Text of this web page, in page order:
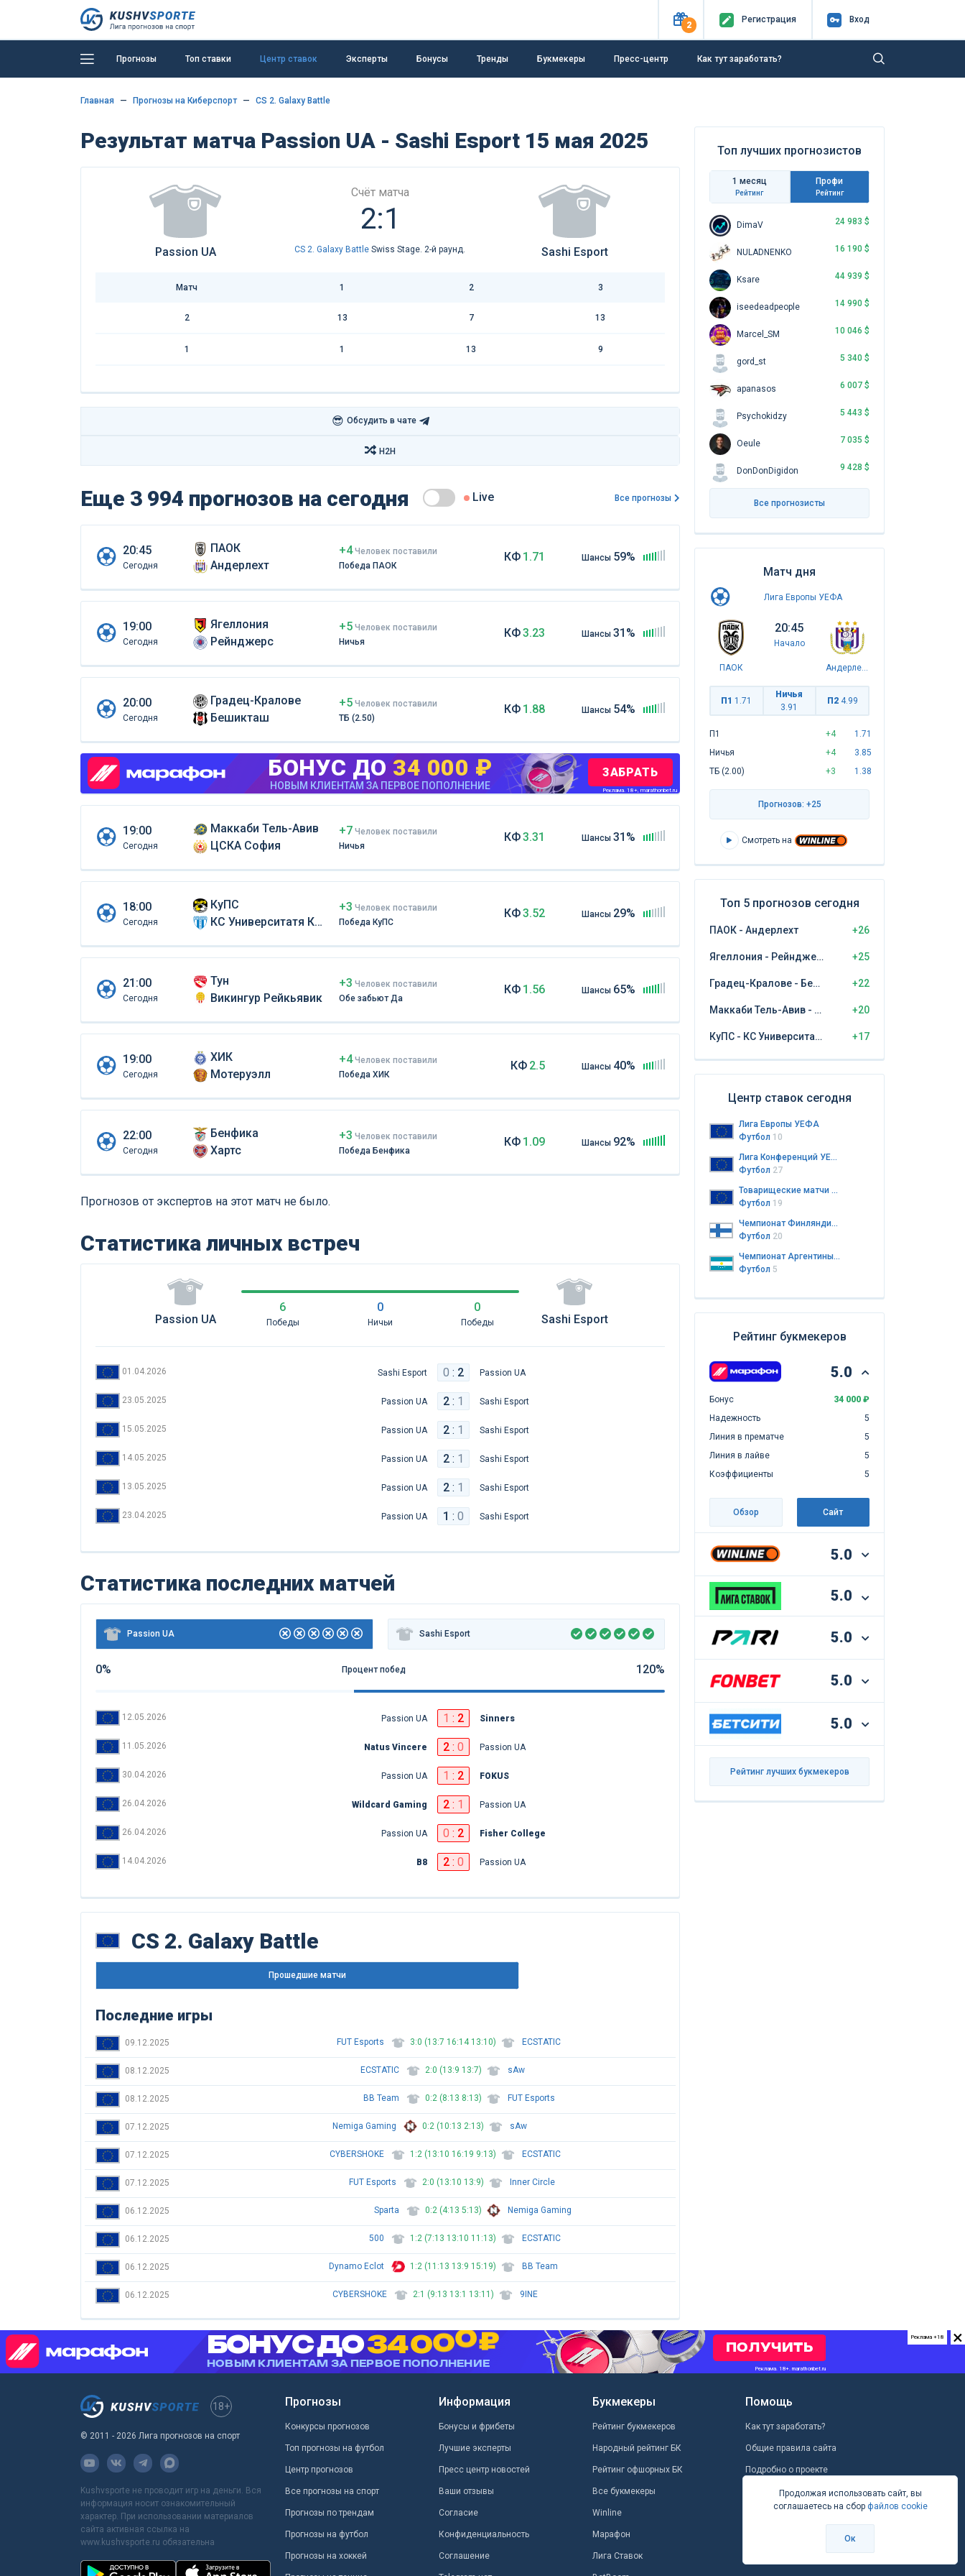
2
Регистрация Вход
Прогнозы Топ ставки Центр ставок Эксперты Бонусы Тренды Букмекеры Пресс-центр Как тут заработать?
Главная Прогнозы на Киберспорт CS 2. Galaxy Battle
Результат матча Passion UA - Sashi Esport 15 мая 2025
Passion UA
Счёт матча
2:1
CS 2. Galaxy Battle Swiss Stage. 2-й раунд. Sashi Esport
Матч 1 2 3
2 13 7 13
1 1 13 9
😎 Обсудить в чате
H2H
Еще 3 994 прогнозов на сегодня Live Все прогнозы
20:45
Сегодня
ПАОК
Андерлехт
+4 Человек поставили
Победа ПАОК
КФ 1.71 Шансы 59%
19:00
Сегодня
Ягеллония
Рейнджерс
+5 Человек поставили
Ничья
КФ3.23 Шансы 31%
20:00
Сегодня
Градец-Кралове
Бешикташ
+5 Человек поставили
ТБ (2.50)
КФ 1.88 Шансы 54%
БОНУС ДО 34 000 ₽
НОВЫМ КЛИЕНТАМ ЗА ПЕРВОЕ ПОПОЛНЕНИЕ
ЗАБРАТЬ
Реклама. 18+, marathonbet.ru
19:00
Сегодня
Маккаби Тель-Авив
ЦСКА София
+7 Человек поставили
Ничья
КФ3.31 Шансы 31%
18:00
Сегодня
КуПС
КС Университатя Крайова
+3 Человек поставили
Победа КуПС
КФ3.52 Шансы 29%
21:00
Сегодня
Тун
Викингур Рейкьявик
+3 Человек поставили
Обе забьют Да
КФ 1.56 Шансы 65%
19:00
Сегодня
ХИК
Мотеруэлл
+4 Человек поставили
Победа ХИК
КФ 2.5 Шансы 40%
22:00
Сегодня
Бенфика
Хартс
+3 Человек поставили
Победа Бенфика
КФ 1.09 Шансы 92%
Прогнозов от экспертов на этот матч не было.
Статистика личных встреч
Passion UA
6
Победы
0
Ничьи
0
Победы Sashi Esport
01.04.2026 Sashi Esport 0 : 2 Passion UA
23.05.2025 Passion UA 2: 1 Sashi Esport
15.05.2025 Passion UA 2: 1 Sashi Esport
14.05.2025 Passion UA 2: 1 Sashi Esport
13.05.2025 Passion UA 2: 1 Sashi Esport
23.04.2025 Passion UA 1 : 0 Sashi Esport
Статистика последних матчей
Passion UA Sashi Esport
0% Процент побед 120%
12.05.2026 Passion UA 1 : 2 Sinners
11.05.2026 Natus Vincere 2: 0 Passion UA
30.04.2026 Passion UA 1 : 2 FOKUS
26.04.2026 Wildcard Gaming 2: 1 Passion UA
26.04.2026 Passion UA 0 : 2 Fisher College
14.04.2026 B8 2: 0 Passion UA
CS 2. Galaxy Battle
Прошедшие матчи
Последние игры
09.12.2025 FUT Esports 3:0 (13:7 16:14 13:10) ECSTATIC
08.12.2025 ECSTATIC 2:0 (13:9 13:7) sAw
08.12.2025 BB Team 0:2 (8:13 8:13) FUT Esports
07.12.2025 Nemiga Gaming 0:2 (10:13 2:13) sAw
07.12.2025 CYBERSHOKE 1:2 (13:10 16:19 9:13) ECSTATIC
07.12.2025 FUT Esports 2:0 (13:10 13:9) Inner Circle
06.12.2025 Sparta 0:2 (4:13 5:13) Nemiga Gaming
06.12.2025 500 1:2 (7:13 13:10 11:13) ECSTATIC
06.12.2025 Dynamo Eclot 1:2 (11:13 13:9 15:19) BB Team
06.12.2025 CYBERSHOKE 2:1 (9:13 13:1 13:11) 9INE
Топ лучших прогнозистов
1 месяц
Рейтинг
Профи
Рейтинг
DimaV 24 983 $
NULADNENKO 16 190 $
Ksare 44 939 $
iseedeadpeople 14 990 $
Marcel_SM 10 046 $
gord_st 5 340 $
apanasos 6 007 $
Psychokidzy 5 443 $
Oeule 7 035 $
DonDonDigidon 9 428 $
Все прогнозисты
Матч дня
Лига Европы УЕФА
ПАОК
20:45
Начало
Андерлехт
П1 1.71
Ничья
3.91
П2 4.99
П1 +4
1.71
Ничья
+4
3.85
ТБ (2.00)
+3 1.38
Прогнозов: +25
Смотреть на
Топ 5 прогнозов сегодня
ПАОК - Андерлехт +26
Ягеллония - Рейнджерс +25
Градец-Кралове - Бешикташ +22
Маккаби Тель-Авив - ЦСКА София +20
КуПС - КС Университатя Крайова +17
Центр ставок сегодня
Лига Европы УЕФА
Футбол 10
Лига Конференций УЕФА
Футбол 27
Товарищеские матчи клубов
Футбол 19
Чемпионат Финляндии. Колмонен. 3-й дивизион
Футбол 20
Чемпионат Аргентины. Резервная лига
Футбол 5
Рейтинг букмекеров
5.0
Бонус
34 000 ₽
Надежность
5
Линия в прематче
5
Линия в лайве
5
Коэффициенты
5
Обзор Сайт
5.0
5.0
5.0
5.0
5.0
Рейтинг лучших букмекеров
×
Реклама +18
18+
© 2011 - 2026 Лига прогнозов на спорт
Kushvsporte не проводит игр на деньги. Вся
информация носит ознакомительный
характер. При использовании материалов
сайта активная ссылка на
www.kushvsporte.ru обязательна
Прогнозы
Конкурсы прогнозов
Топ прогнозы на футбол
Центр прогнозов
Все прогнозы на спорт
Прогнозы по трендам
Прогнозы на футбол
Прогнозы на хоккей
Информация
Бонусы и фрибеты
Лучшие эксперты
Пресс центр новостей
Ваши отзывы
Согласие
Конфиденциальность
Соглашение
Букмекеры
Рейтинг букмекеров
Народный рейтинг БК
Рейтинг офшорных БК
Все букмекеры
Winline
Марафон
Лига Ставок
Помощь
Как тут заработать?
Общие правила сайта
Подробно о проекте
Школа ставокПродолжая использовать сайт, вы
соглашаетесь на сбор файлов cookie
Ок